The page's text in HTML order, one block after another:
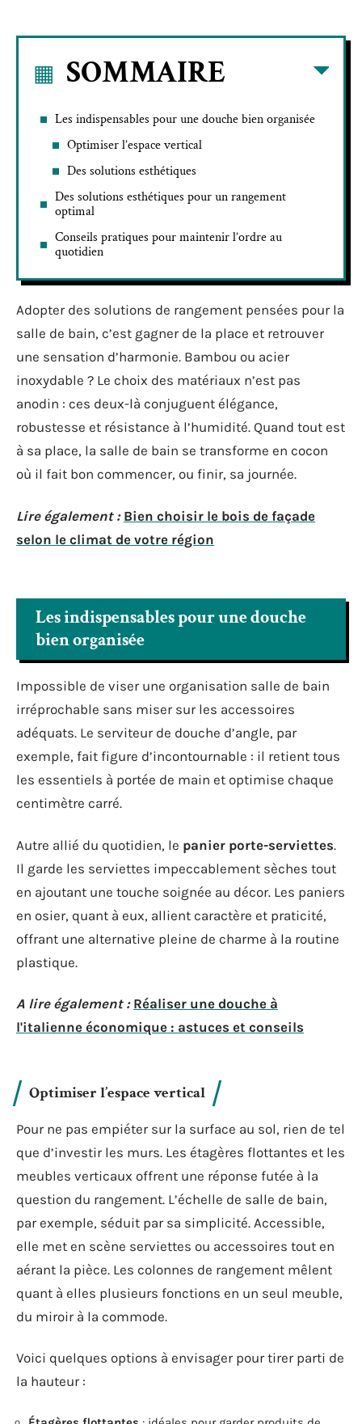
SOMMAIRE
Les indispensables pour une douche bien organisée
Optimiser l’espace vertical
Des solutions esthétiques
Des solutions esthétiques pour un rangement
optimal
Conseils pratiques pour maintenir l’ordre au
quotidien
Adopter des solutions de rangement pensées pour la
salle de bain, c’est gagner de la place et retrouver
une sensation d’harmonie. Bambou ou acier
inoxydable ? Le choix des matériaux n’est pas
anodin : ces deux-là conjuguent élégance,
robustesse et résistance à l’humidité. Quand tout est
à sa place, la salle de bain se transforme en cocon
où il fait bon commencer, ou finir, sa journée.
Lire également : Bien choisir le bois de façade
selon le climat de votre région
Les indispensables pour une douche
bien organisée
Impossible de viser une organisation salle de bain
irréprochable sans miser sur les accessoires
adéquats. Le serviteur de douche d’angle, par
exemple, fait figure d’incontournable : il retient tous
les essentiels à portée de main et optimise chaque
centimètre carré.
Autre allié du quotidien, le panier porte-serviettes.
Il garde les serviettes impeccablement sèches tout
en ajoutant une touche soignée au décor. Les paniers
en osier, quant à eux, allient caractère et praticité,
offrant une alternative pleine de charme à la routine
plastique.
A lire également : Réaliser une douche à
l'italienne économique : astuces et conseils
Optimiser l’espace vertical
Pour ne pas empiéter sur la surface au sol, rien de tel
que d’investir les murs. Les étagères flottantes et les
meubles verticaux offrent une réponse futée à la
question du rangement. L’échelle de salle de bain,
par exemple, séduit par sa simplicité. Accessible,
elle met en scène serviettes ou accessoires tout en
aérant la pièce. Les colonnes de rangement mêlent
quant à elles plusieurs fonctions en un seul meuble,
du miroir à la commode.
Voici quelques options à envisager pour tirer parti de
la hauteur :